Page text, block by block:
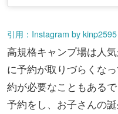
引用：Instagram by kinp2595
高規格キャンプ場は人
に予約が取りづらくな
約が必要なこともある
予約をし、お子さんの